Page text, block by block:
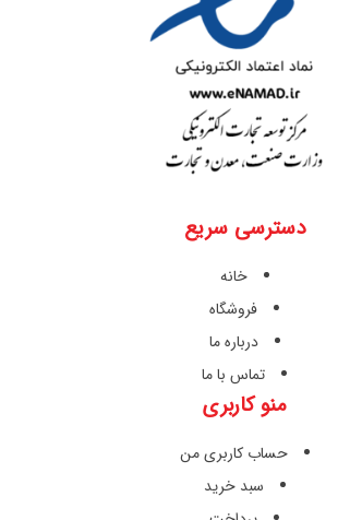
دسترسی سریع
خانه
فروشگاه
تماس با ما
منو کاربری
حساب کاربری من
سبد خرید
پرداخت
نمایندگی ها
ارتباط با ما
شماره تماس :